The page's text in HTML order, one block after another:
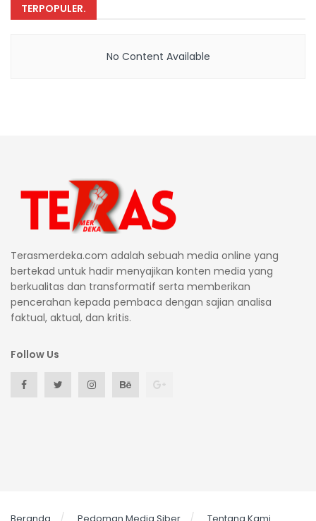
TERPOPULER.
No Content Available
Terasmerdeka.com adalah sebuah media online yang
bertekad untuk hadir menyajikan konten media yang
berkualitas dan transformatif serta memberikan
pencerahan kepada pembaca dengan sajian analisa
faktual, aktual, dan kritis.
Follow Us